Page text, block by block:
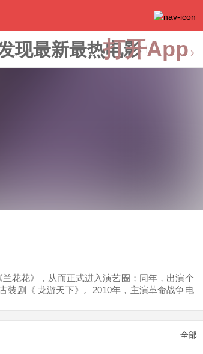
现最新最热电影打开App
花花》，从而正式进入演艺圈；同年，出演个
装剧《 龙游天下》。2010年，主演革命战争电
年，在军旅剧《 陆军一号》中饰演洪声，从
全部